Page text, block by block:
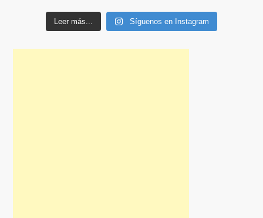
Leer más... Síguenos en Instagram